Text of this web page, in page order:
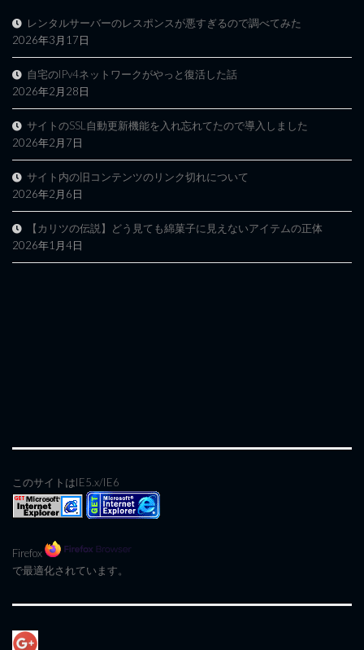
レンタルサーバーのレスポンスが悪すぎるので調べてみた
2026年3月17日
自宅のIPv4ネットワークがやっと復活した話
2026年2月28日
サイトのSSL自動更新機能を入れ忘れてたので導入しました
2026年2月7日
サイト内の旧コンテンツのリンク切れについて
2026年2月6日
【カリツの伝説】どう見ても綿菓子に見えないアイテムの正体
2026年1月4日
このサイトはIE5.x/IE6
Firefox
で最適化されています。